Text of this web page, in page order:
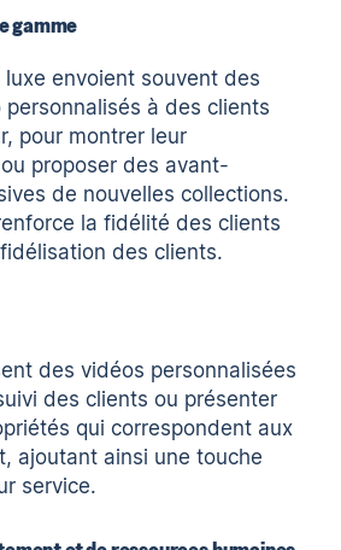
gamme
luxe envoient souvent des
à des clients
pour montrer leur
proposer des avant-
de nouvelles collections.
la fidélité des clients
des clients.
des vidéos personnalisées
des clients ou présenter
qui correspondent aux
ajoutant ainsi une touche
service.